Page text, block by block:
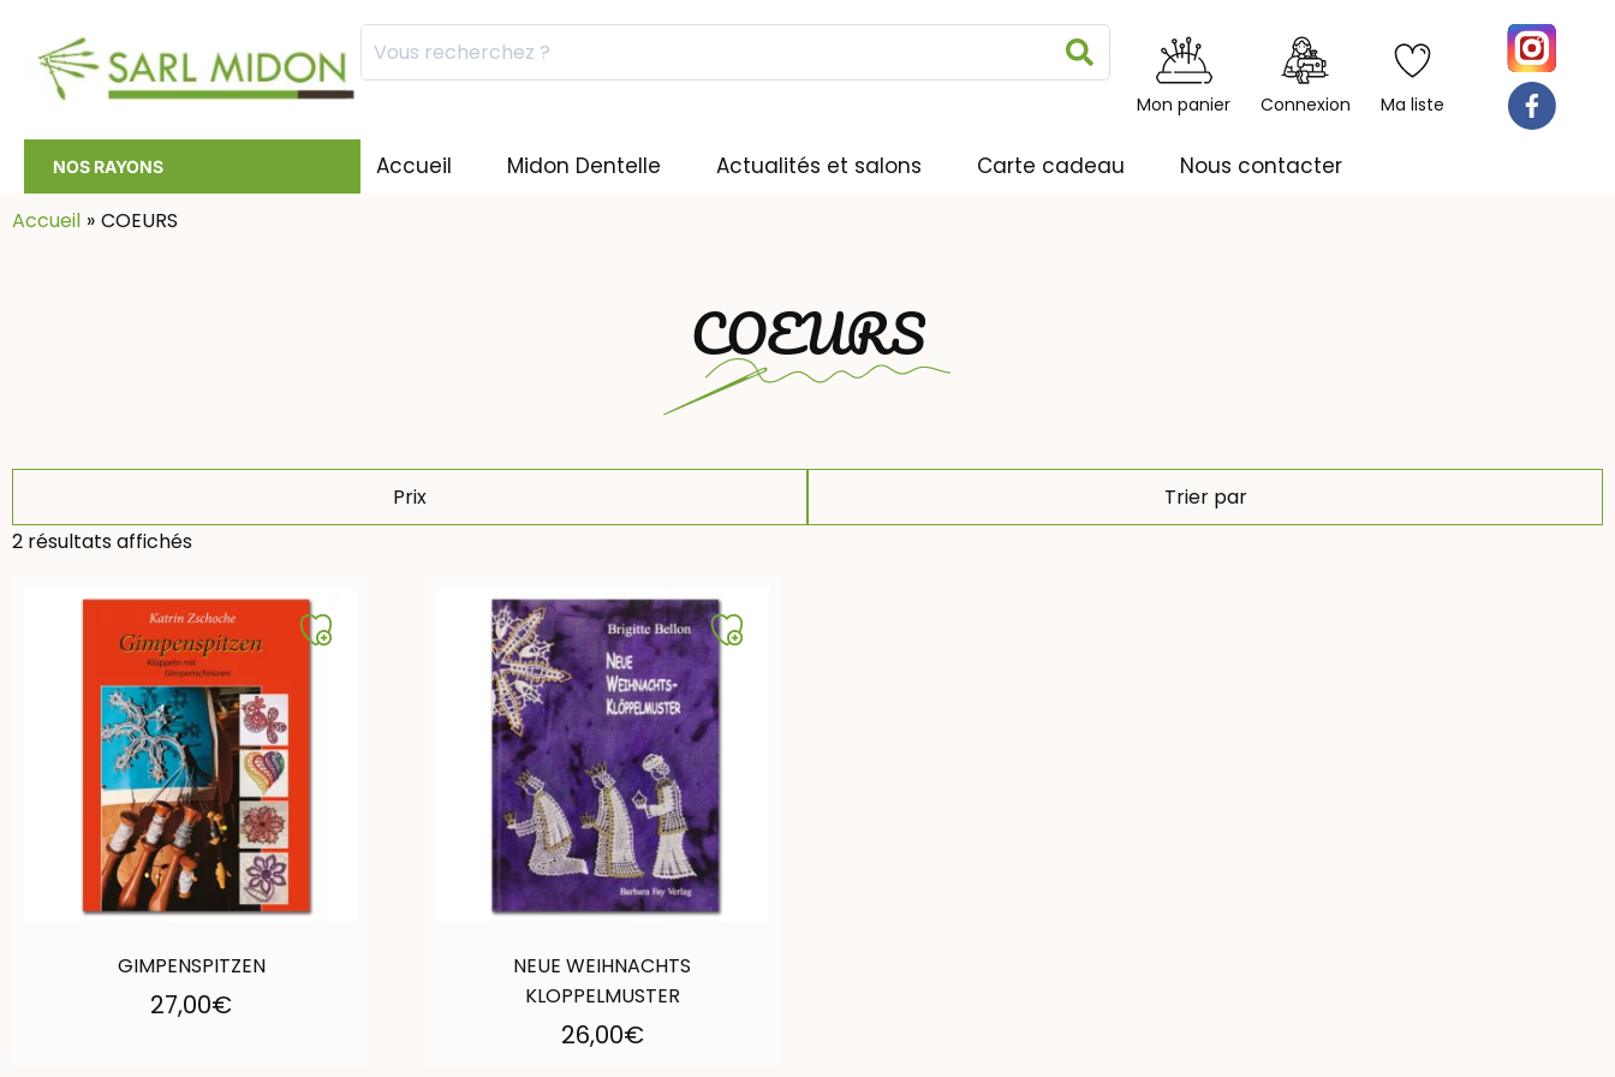
Mots
Rechercher
Mon panier Connexion Ma liste
NOS RAYONS Accueil Midon Dentelle Actualités et salons Carte cadeau Nous contacter
Accueil COEURS
COEURS
Prix
Trier par
2 résultats affichés
GIMPENSPITZEN
27,00€
NEUE WEIHNACHTS
KLOPPELMUSTER
26,00€